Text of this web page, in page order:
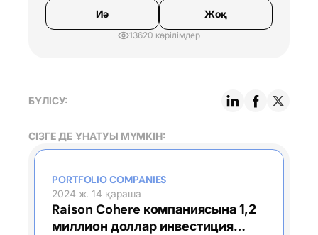
Иә Жоқ
13620 көрілімдер
БҮЛІСУ:
СІЗГЕ ДЕ ҰНАТУЫ МҮМКІН:
PORTFOLIO COMPANIES
2024 ж. 14 қараша
Raison Cohere компаниясына 1,2
миллион доллар инвестиция